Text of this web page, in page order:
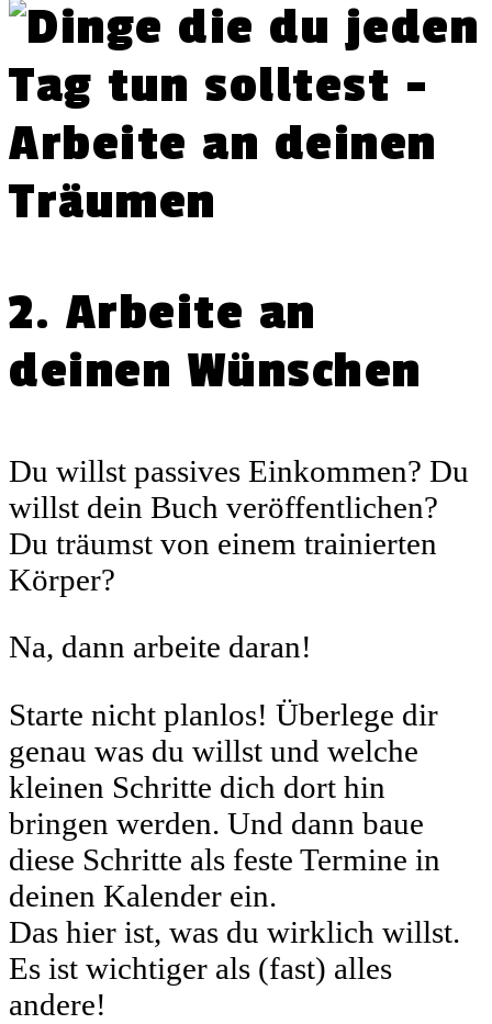
2. Arbeite an
deinen Wünschen
Du willst passives Einkommen? Du
willst dein Buch veröffentlichen?
Du träumst von einem trainierten
Körper?
Na, dann arbeite daran!
Starte nicht planlos! Überlege dir
genau was du willst und welche
kleinen Schritte dich dort hin
bringen werden. Und dann baue
diese Schritte als feste Termine in
deinen Kalender ein.
Das hier ist, was du wirklich willst.
Es ist wichtiger als (fast) alles
andere!